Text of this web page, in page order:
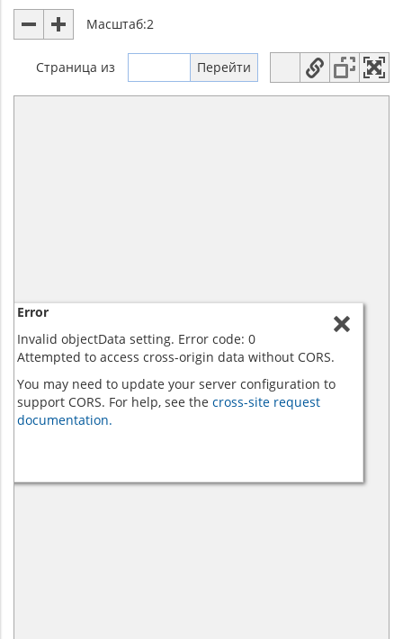
Масштаб:2
Страница из
Error
Invalid objectData setting. Error code: 0
Attempted to access cross-origin data without CORS.
You may need to update your server configuration to
support CORS. For help, see the cross-site request
documentation.